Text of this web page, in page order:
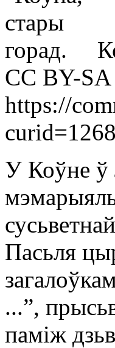
CC BY-SA
https://
У Коўне ў
Пасьля
...”,
паміж